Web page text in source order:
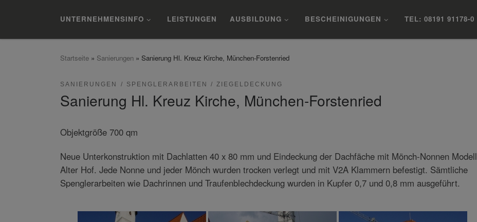
Zum Inhalt springenUNTERNEHMENSINFO LEISTUNGEN AUSBILDUNG BESCHEINIGUNGEN TEL: 08191 91178-0
Startseite » Sanierungen » Sanierung Hl. Kreuz Kirche, München-Forstenried
SANIERUNGEN SPENGLERARBEITEN ZIEGELDECKUNG
Sanierung Hl. Kreuz Kirche, München-Forstenried
Objektgröße 700 qm
Neue Unterkonstruktion mit Dachlatten 40 x 80 mm und Eindeckung der Dachfäche mit Mönch-Nonnen Modell
Alter Hof. Jede Nonne und jeder Mönch wurden trocken verlegt und mit V2A Klammern befestigt. Sämtliche
Spenglerarbeiten wie Dachrinnen und Traufenblechdeckung wurden in Kupfer 0,7 und 0,8 mm ausgeführt.